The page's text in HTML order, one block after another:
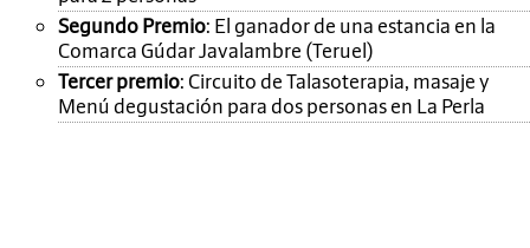
Segundo Premio: El ganador de una estancia en la
Comarca Gúdar Javalambre (Teruel)
Tercer premio: Circuito de Talasoterapia, masaje y
Menú degustación para dos personas en La Perla